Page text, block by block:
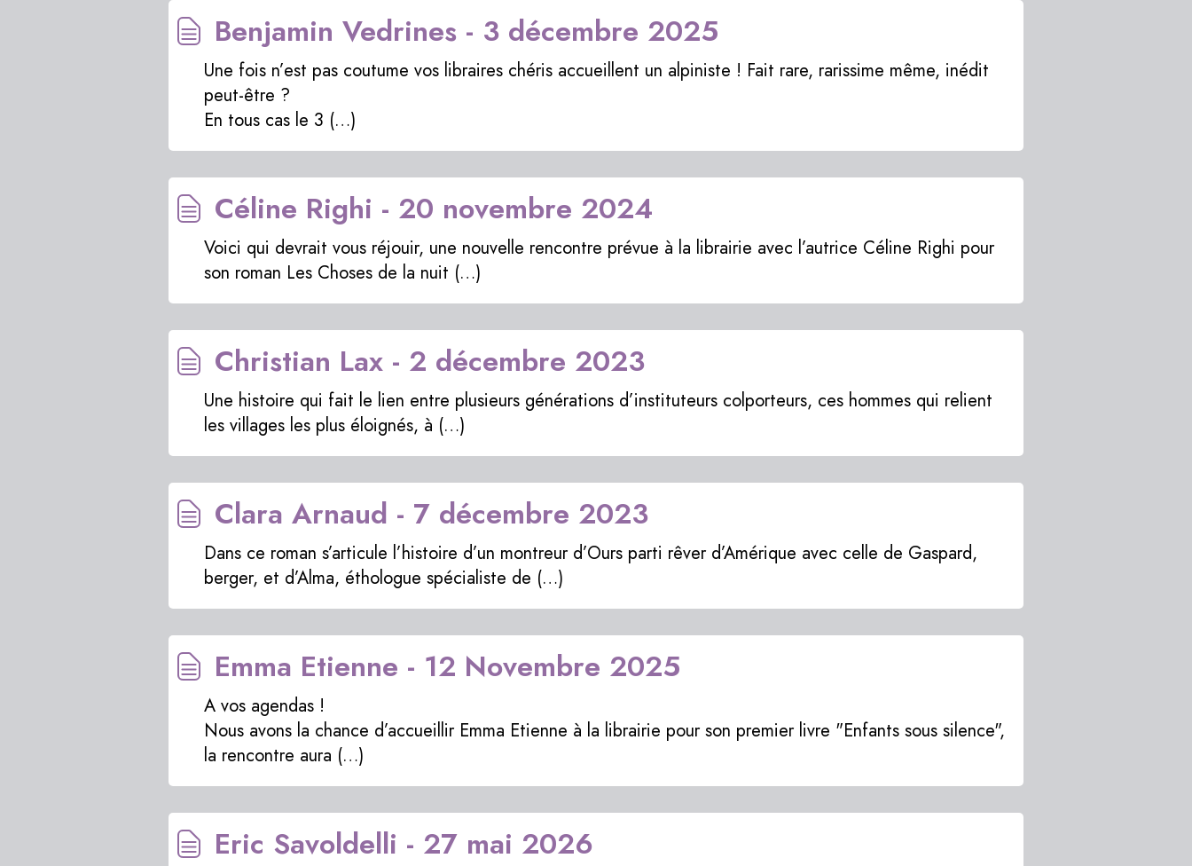
Benjamin Vedrines - 3 décembre 2025
Une fois n’est pas coutume vos libraires chéris accueillent un alpiniste ! Fait rare, rarissime même, inédit
peut-être ?
En tous cas le 3 (…)
Céline Righi - 20 novembre 2024
Voici qui devrait vous réjouir, une nouvelle rencontre prévue à la librairie avec l’autrice Céline Righi pour
son roman Les Choses de la nuit (…)
Christian Lax - 2 décembre 2023
Une histoire qui fait le lien entre plusieurs générations d’instituteurs colporteurs, ces hommes qui relient
les villages les plus éloignés, à (…)
Clara Arnaud - 7 décembre 2023
Dans ce roman s’articule l’histoire d’un montreur d’Ours parti rêver d’Amérique avec celle de Gaspard,
berger, et d’Alma, éthologue spécialiste de (…)
Emma Etienne - 12 Novembre 2025
A vos agendas !
Nous avons la chance d’accueillir Emma Etienne à la librairie pour son premier livre "Enfants sous silence",
la rencontre aura (…)
Eric Savoldelli - 27 mai 2026